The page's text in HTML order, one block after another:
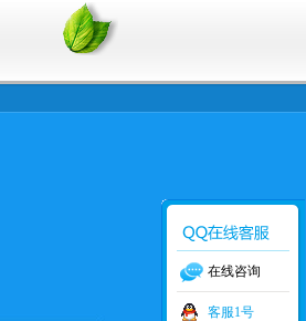
在线咨询
客服1号